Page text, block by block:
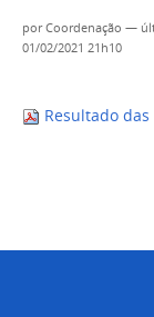
porCoordenação —
01/02/2021 21h10
Resultado